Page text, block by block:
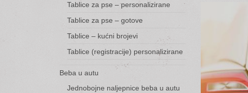
Tablice za pse – personalizirane
Tablice za pse – gotove
Tablice – kućni brojevi
Tablice (registracije) personalizirane
Beba u autu
Jednobojne naljepnice beba u autu